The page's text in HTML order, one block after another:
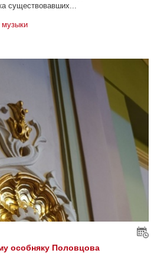
существовавших...
музыки
особняку Половцова